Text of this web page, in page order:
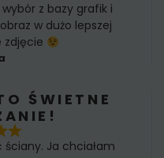
z bazy grafik i
w dużo lepszej
zdjęcie
ŚWIETNE
ściany. Ja chciałam